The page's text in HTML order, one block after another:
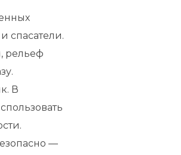
спасатели.
рельеф
В
—